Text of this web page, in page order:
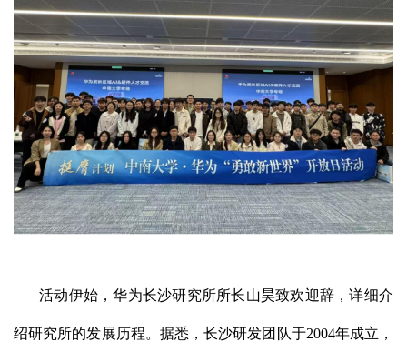
活动伊始，华为长沙研究所所长山昊致欢迎辞，详细介
绍研究所的发展历程。据悉，长沙研发团队于2004年成立，